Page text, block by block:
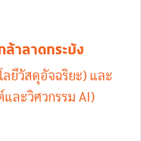
ล้าลาดกระบัง
ยีวัสดุอัจฉริยะ) และ
ละวิศวกรรม AI)‎